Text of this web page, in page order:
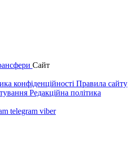
Сайт
конфіденційності Правила сайту
Редакційна політика
telegram viber